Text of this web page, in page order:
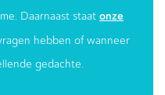
Daarnaast staat onze
hebben of wanneer
gedachte.